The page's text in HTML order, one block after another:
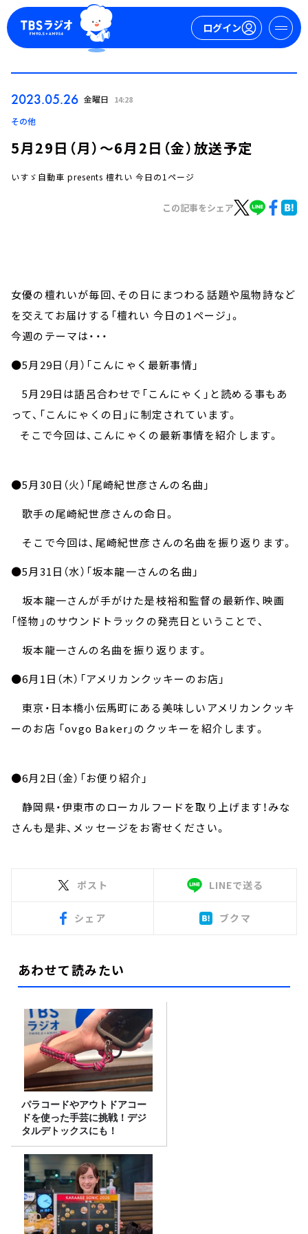
ログイン
TBS Podcast
お知らせ
イベント・グッズ
会社情報
2023.05.26 金曜日 14:28
その他
5月29日（月）～6月2日（金）放送予定
いすゞ自動車 presents 檀れい 今日の1ページ
この記事をシェア
女優の檀れいが毎回、その日にまつわる話題や風物詩など
を交えてお届けする「檀れい 今日の1ページ」。
今週のテーマは・・・
●5月29日（月）「こんにゃく最新事情」
5月29日は語呂合わせで「こんにゃく」と読める事もあ
って、「こんにゃくの日」に制定されています。
そこで今回は、こんにゃくの最新事情を紹介します。
●5月30日（火）「尾崎紀世彦さんの名曲」
歌手の尾崎紀世彦さんの命日。
そこで今回は、尾崎紀世彦さんの名曲を振り返ります。
●5月31日（水）「坂本龍一さんの名曲」
坂本龍一さんが手がけた是枝裕和監督の最新作、映画
「怪物」のサウンドトラックの発売日ということで、
坂本龍一さんの名曲を振り返ります。
●6月1日（木）「アメリカンクッキーのお店」
東京・日本橋小伝馬町にある美味しいアメリカンクッキ
ーのお店 「ovgo Baker」のクッキーを紹介します。
●6月2日（金）「お便り紹介」
静岡県・伊東市のローカルフードを取り上げます！みな
さんも是非、メッセージをお寄せください。
ポスト LINEで送る
シェア ブクマ
あわせて読みたい
パラコードやアウトドアコー
ドを使った手芸に挑戦！デジ
タルデトックスにも！